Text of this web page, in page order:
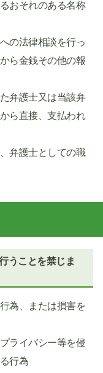
おそれのある名称
の法律相談を行っ
ら金銭その他の報
弁護士又は当該弁
ら直接、支払われ
弁護士としての職
うことを禁じま
為、または損害を
ライバシー等を侵
行為